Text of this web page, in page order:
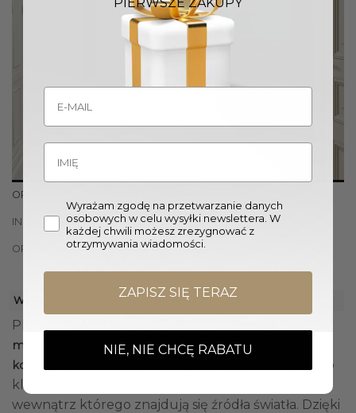
OPIS
INFORMACJE DODATKOWE
OPINIE (0)
WYGLĄD
Plafon Cavalli Cromo to
metalowym zewnętrznym kloszem z wzorem
koniczyny tureckiej
, co nadaje jej nieco orientalnego
klimatu. W środku znajduje się klosz z tworzywa
wewnątrz którego znajdują się źródła światła. Dzięki
Wyrażam zgodę na przetwarzanie danych
osobowych w celu wysyłki newslettera. W
każdej chwili możesz zrezygnować z
otrzymywania wiadomości.
ZAPISZ SIĘ TERAZ
NIE, NIE CHCĘ RABATU